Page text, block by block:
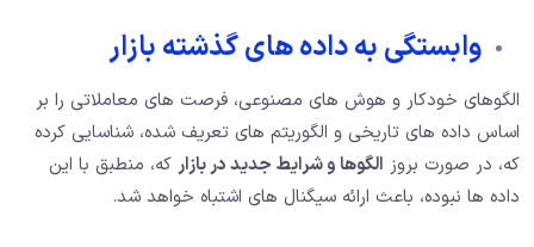
وابستگی به داده های گذشته بازار
الگوهای خودکار و هوش های مصنوعی، فرصت های معاملاتی را بر
اساس داده های تاریخی و الگوریتم های تعریف شده، شناسایی کرده
که، در صورت بروز الگوها و شرایط جدید در بازار که، منطبق با این
داده ها نبوده، باعث ارائه سیگنال های اشتباه خواهد شد.